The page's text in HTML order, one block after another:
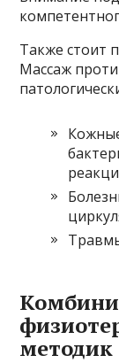
Также стоит
Массаж
методик